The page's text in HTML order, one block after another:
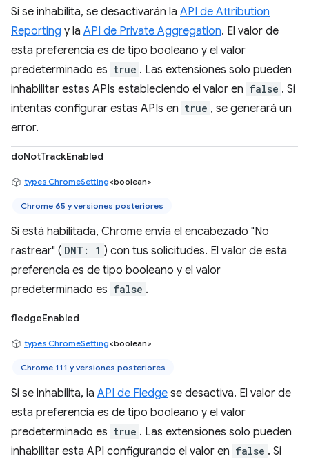
Si se inhabilita, se desactivarán la API de Attribution
Reporting y la API de Private Aggregation. El valor de
esta preferencia es de tipo booleano y el valor
predeterminado es true . Las extensiones solo pueden
inhabilitar estas APIs estableciendo el valor en false . Si
intentas configurar estas APIs en true , se generará un
error.
doNotTrackEnabled
types.ChromeSetting<boolean>
Chrome 65 y versiones posteriores
Si está habilitada, Chrome envía el encabezado "No
rastrear" ( DNT: 1 ) con tus solicitudes. El valor de esta
preferencia es de tipo booleano y el valor
predeterminado es false .
fledgeEnabled
types.ChromeSetting<boolean>
Chrome 111 y versiones posteriores
Si se inhabilita, la API de Fledge se desactiva. El valor de
esta preferencia es de tipo booleano y el valor
predeterminado es true . Las extensiones solo pueden
inhabilitar esta API configurando el valor en false . Si